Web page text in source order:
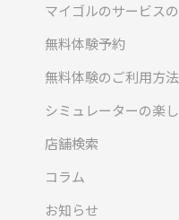
マイゴルのサービス
無料体験予約
無料体験のご利用方法
シミュレーターの楽
店舗検索
コラム
お知らせ